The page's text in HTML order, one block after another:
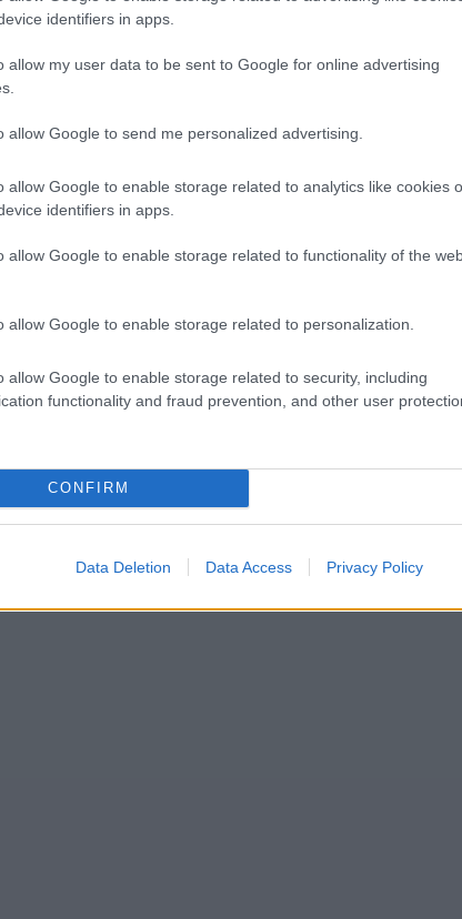
identifiers in apps.
allow my user data to be sent to Google for online advertising
allow Google to send me personalized advertising.
allow Google to enable storage related to analytics like cookies
identifiers in apps.
allow Google to enable storage related to functionality of the
allow Google to enable storage related to personalization.
allow Google to enable storage related to security, including
functionality and fraud prevention, and other user
CONFIRM
Data Deletion Data Access Privacy Policy